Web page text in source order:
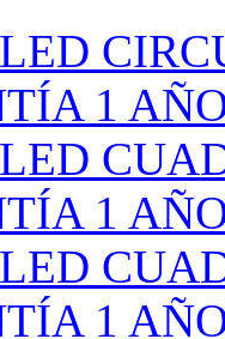
1
1
1